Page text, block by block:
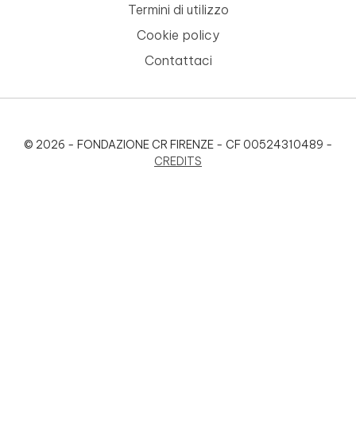
Termini di utilizzo
Cookie policy
Contattaci
© 2026 - FONDAZIONE CR FIRENZE - CF 00524310489 -
CREDITS